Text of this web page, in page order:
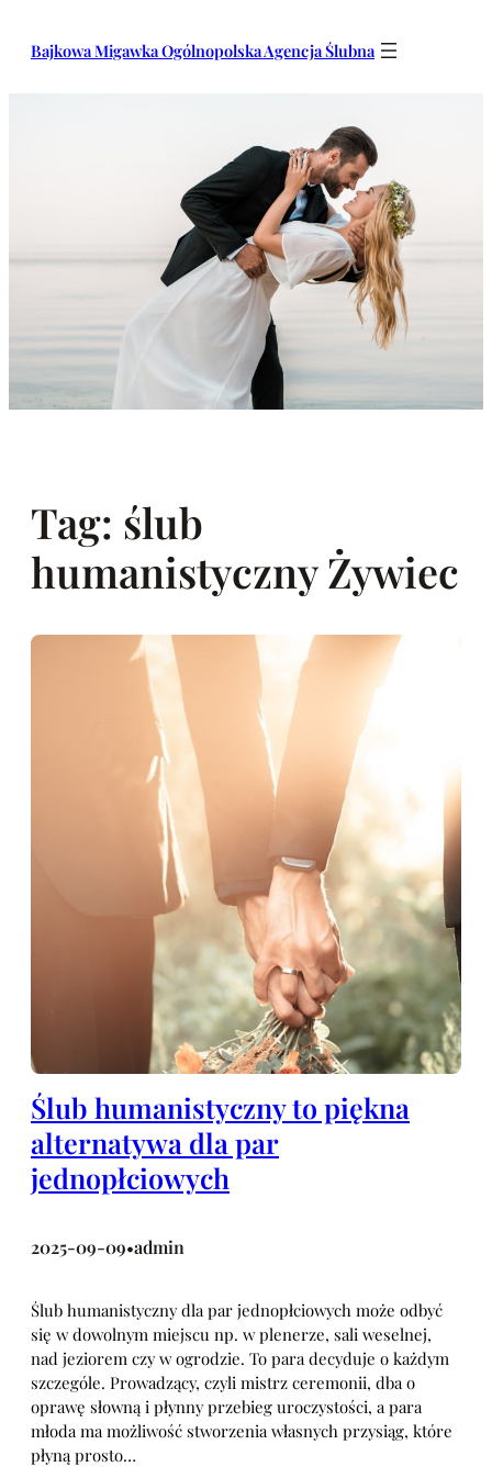
Bajkowa Migawka Ogólnopolska Agencja Ślubna
Tag: ślub
humanistyczny Żywiec
Ślub humanistyczny to piękna
alternatywa dla par
jednopłciowych
2025-09-09•admin
Ślub humanistyczny dla par jednopłciowych może odbyć
się w dowolnym miejscu np. w plenerze, sali weselnej,
nad jeziorem czy w ogrodzie. To para decyduje o każdym
szczególe. Prowadzący, czyli mistrz ceremonii, dba o
oprawę słowną i płynny przebieg uroczystości, a para
młoda ma możliwość stworzenia własnych przysiąg, które
płyną prosto…